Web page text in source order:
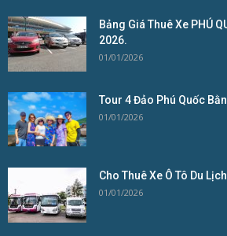
Bảng Giá Thuê Xe PHÚ
2026.
01/01/2026
Tour 4 Đảo Phú Quốc
01/01/2026
Cho Thuê Xe Ô Tô Du
01/01/2026